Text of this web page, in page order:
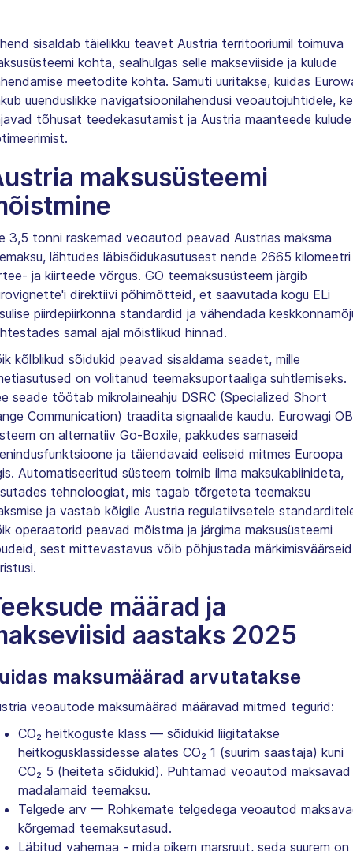
sisaldab täielikku teavet Austria territooriumil toimuva
kohta, sealhulgas selle makseviiside ja kulude
meetodite kohta. Samuti uuritakse, kuidas
uuenduslikke navigatsioonilahendusi veoautojuhtidele,
tõhusat teedekasutamist ja Austria maanteede kulude
maksusüsteemi
3,5 tonni raskemad veoautod peavad Austrias maksma
lähtudes läbisõidukasutusest nende 2665 kilomeetri
ja kiirteede võrgus. GO teemaksusüsteem järgib
direktiivi põhimõtteid, et saavutada kogu ELi
piirdepiirkonna standardid ja vähendada
samal ajal mõistlikud hinnad.
kõlblikud sõidukid peavad sisaldama seadet, mille
on volitanud teemaksuportaaliga suhtlemiseks.
seade töötab mikrolaineahju DSRC (Specialized Short
Communication) traadita signaalide kaudu. Eurowagi
on alternatiiv Go-Boxile, pakkudes sarnaseid
ja täiendavaid eeliseid mitmes Euroopa
Automatiseeritud süsteem toimib ilma maksukabiinideta,
tehnoloogiat, mis tagab tõrgeteta teemaksu
ja vastab kõigile Austria regulatiivsetele
operaatorid peavad mõistma ja järgima maksusüsteemi
sest mittevastavus võib põhjustada märkimisväärseid
määrad ja
aastaks 2025
maksumäärad arvutatakse
veoautode maksumäärad määravad mitmed tegurid:
CO₂ heitkoguste klass — sõidukid liigitatakse
heitkogusklassidesse alates CO₂ 1 (suurim saastaja) kuni
CO₂ 5 (heiteta sõidukid). Puhtamad veoautod maksavad
madalamaid teemaksu.
Telgede arv — Rohkemate telgedega veoautod
kõrgemad teemaksutasud.
Läbitud vahemaa - mida pikem marsruut, seda suurem on